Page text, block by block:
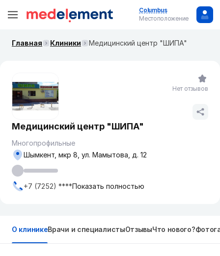
Columbus
Местоположение
Главная Клиники Медицинский центр "ШИПА"
Медицинский центр "ШИПА"
Многопрофильные
Шымкент, мкр 8, ул. Мамытова, д. 12
+7 (7252) ****Показать полностью
Нет отзывов
О клиникеВрачи и специалистыОтзывыЧто нового?